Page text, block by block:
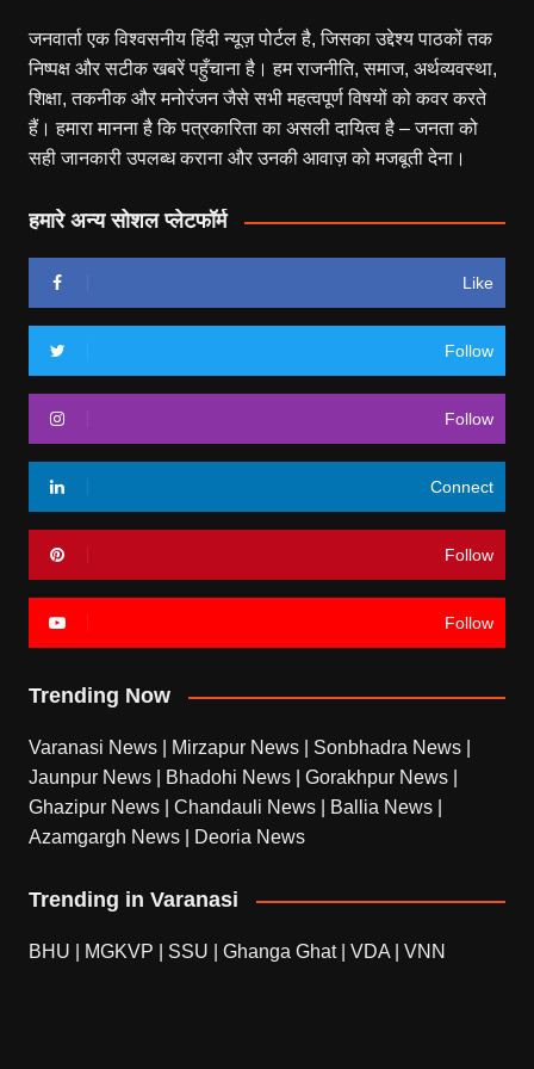
जनवार्ता एक विश्वसनीय हिंदी न्यूज़ पोर्टल है, जिसका उद्देश्य पाठकों तक
निष्पक्ष और सटीक खबरें पहुँचाना है। हम राजनीति, समाज, अर्थव्यवस्था,
शिक्षा, तकनीक और मनोरंजन जैसे सभी महत्वपूर्ण विषयों को कवर करते
हैं। हमारा मानना है कि पत्रकारिता का असली दायित्व है – जनता को
सही जानकारी उपलब्ध कराना और उनकी आवाज़ को मजबूती देना।
हमारे अन्य सोशल प्लेटफॉर्म
Like
Follow
Follow
Connect
Follow
Follow
Trending Now
Varanasi News Mirzapur News Sonbhadra News
Jaunpur News
Bhadohi News Gorakhpur News
Ghazipur News
Chandauli News Ballia News
Azamgargh News
Deoria News
Trending in Varanasi
BHU MGKVP SSU Ghanga Ghat| VDA VNN